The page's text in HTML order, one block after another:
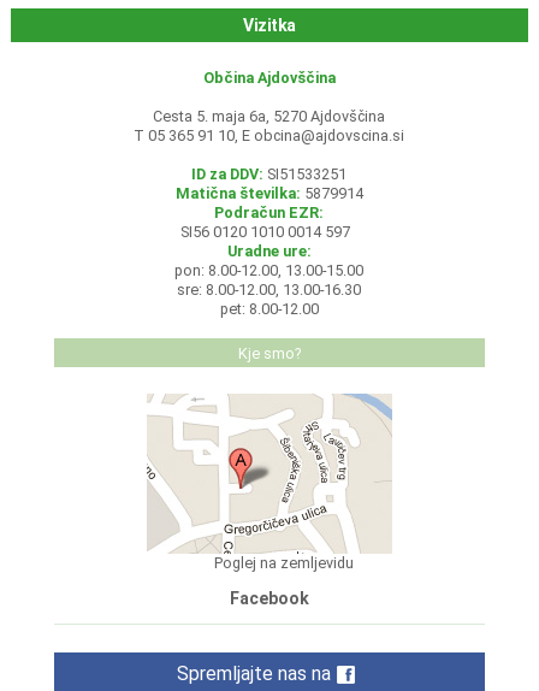
Vizitka
Občina Ajdovščina
Cesta 5. maja 6a, 5270 Ajdovščina
T 05 365 91 10, E obcina@ajdovscina.si
ID za DDV: SI51533251
Matična številka: 5879914
Podračun EZR:
SI56 0120 1010 0014 597
Uradne ure:
pon: 8.00-12.00, 13.00-15.00
sre: 8.00-12.00, 13.00-16.30
pet: 8.00-12.00
Kje smo?
Poglej na zemljevidu
Facebook
Spremljajte nas na